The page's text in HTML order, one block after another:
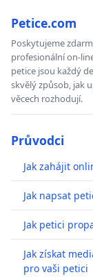
Petice.com
Poskytujeme
profesionální on-
petice jsou každý
skvělý způsob, jak
věcech rozhodují.
Průvodci
Jak zahájit
Jak napsat
Jak petici
Jak získat
pro vaši petici